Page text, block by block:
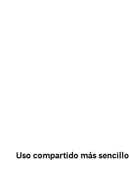
Uso compartido más sencillo